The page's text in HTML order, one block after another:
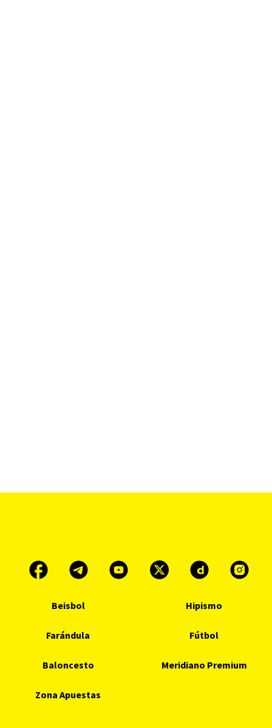
Beisbol Hipismo
Farándula Fútbol
Baloncesto Meridiano Premium
Zona Apuestas